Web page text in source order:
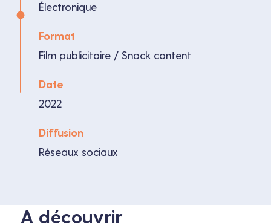
Électronique
Format
Film publicitaire / Snack content
Date
2022
Diffusion
Réseaux sociaux
A découvrir